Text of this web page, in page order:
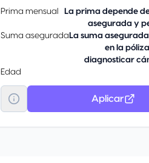
Prima mensual
La prima depende
asegurada y
Suma asegurada La suma
en la
diagnosticar
Edad
Aplicar